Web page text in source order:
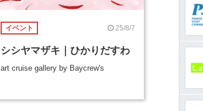
イベント 25/8/7
シシヤマザキ｜ひかりだすわ
art cruise gallery by Baycrew's